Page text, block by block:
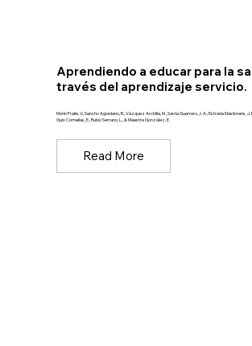
Aprendiendo a educar para la
través del aprendizaje servicio.
Morín Fraile, V., Sancho Agredano, R., Vázquez Archilla, M., Sarria Guerrero, J. A., Estrada Masllorens, J.
Guix Comellas, E., Rubio Serrano, L., & Maestre González, E.
Read More